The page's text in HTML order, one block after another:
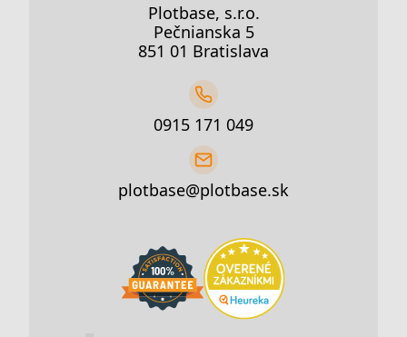
Plotbase, s.r.o.
Pečnianska 5
851 01 Bratislava
0915 171 049
plotbase@plotbase.sk